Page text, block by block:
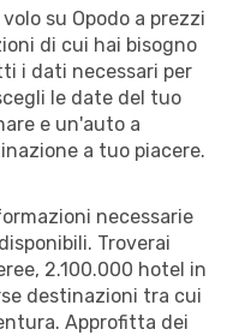
su Opodo a prezzi
di cui hai bisogno
i dati necessari per
le date del tuo
e un'auto a
a tuo piacere.
necessarie
Troverai
2.100.000 hotel in
destinazioni tra cui
Approfitta dei